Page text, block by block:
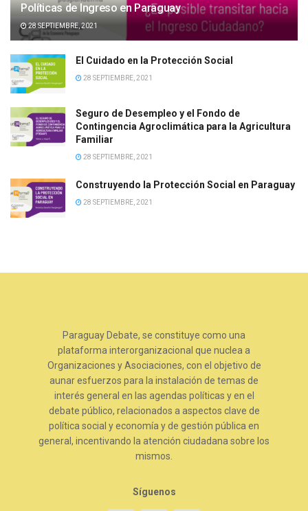
Políticas de Ingreso en Paraguay
28 SEPTIEMBRE, 2021
El Cuidado en la Protección Social
28 SEPTIEMBRE, 2021
Seguro de Desempleo y el Fondo de
Contingencia Agroclimática para la Agricultura
Familiar
28 SEPTIEMBRE, 2021
Construyendo la Protección Social en Paraguay
28 SEPTIEMBRE, 2021
Paraguay Debate, se constituye como una
plataforma interorganizacional que nuclea a
Organizaciones y Asociaciones, con el objetivo de
aunar esfuerzos para la instalación de temas de
interés general en las agendas políticas y en el
debate público, relacionados a aspectos clave de
política social y economía y de gestión pública en
general, incentivando la atención ciudadana sobre los
mismos.
Síguenos